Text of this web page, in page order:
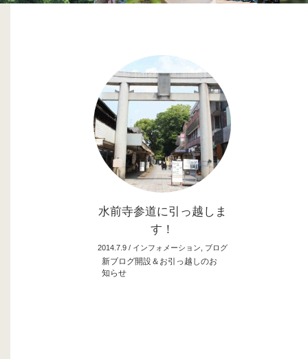
水前寺参道に引っ越しま
す！
2014.7.9 / インフォメーション ブログ
新ブログ開設＆お引っ越しのお
知らせ